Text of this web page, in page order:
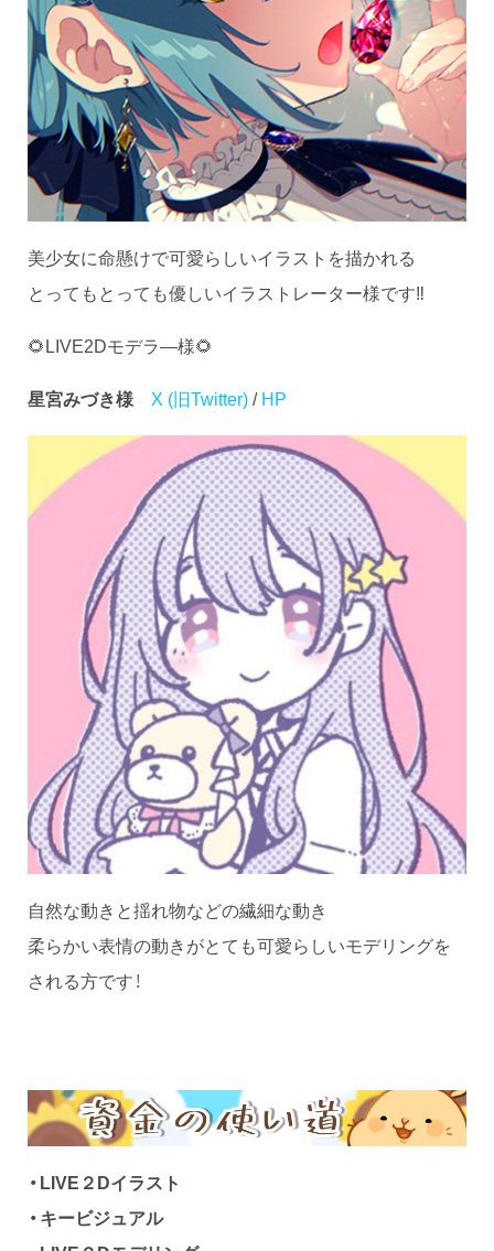
美少女に命懸けで可愛らしいイラストを描かれる
とってもとっても優しいイラストレーター様です‼
🌻LIVE2Dモデラ―様🌻
星宮みづき様 X (旧Twitter)/HP
自然な動きと揺れ物などの繊細な動き
柔らかい表情の動きがとても可愛らしいモデリングを
される方です！
・LIVE２Dイラスト
・キービジュアル